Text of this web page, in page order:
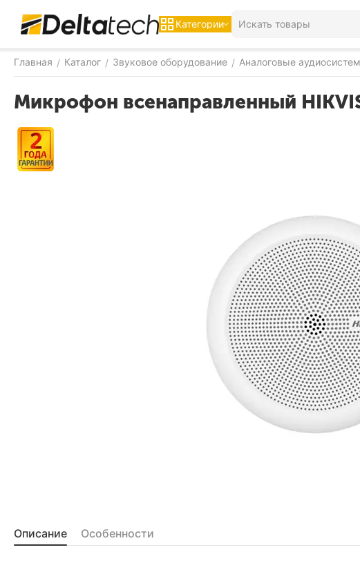
Категории
Главная / Каталог / Звуковое оборудование / Аналоговые
Микрофон всенаправленный
Описание Особенности